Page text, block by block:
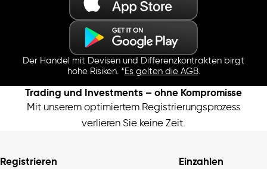
Der Handel mit Devisen und Differenzkontrakten birgt
hohe Risiken. *Es gelten die AGB.
Trading und Investments – ohne Kompromisse
Mit unserem optimiertem Registrierungsprozess
verlieren Sie keine Zeit.
Registrieren Einzahlen